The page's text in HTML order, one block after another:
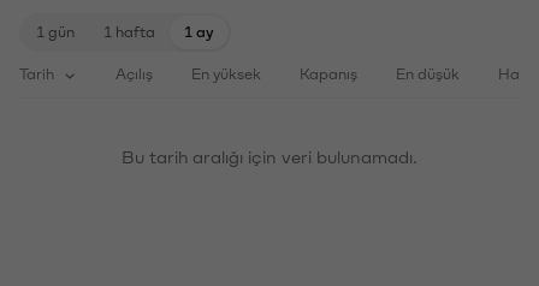
1 gün 1 hafta 1 ay
Tarih Açılış En yüksek Kapanış En düşük
Bu tarih aralığı için veri bulunamadı.